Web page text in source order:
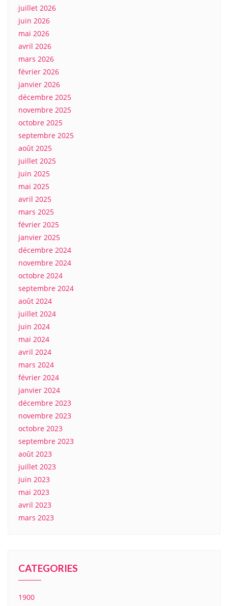
juillet 2026
juin 2026
mai 2026
avril 2026
mars 2026
février 2026
janvier 2026
décembre 2025
novembre 2025
octobre 2025
septembre 2025
août 2025
juillet 2025
juin 2025
mai 2025
avril 2025
mars 2025
février 2025
janvier 2025
décembre 2024
novembre 2024
octobre 2024
septembre 2024
août 2024
juillet 2024
juin 2024
mai 2024
avril 2024
mars 2024
février 2024
janvier 2024
décembre 2023
novembre 2023
octobre 2023
septembre 2023
août 2023
juillet 2023
juin 2023
mai 2023
avril 2023
mars 2023
CATEGORIES
1900